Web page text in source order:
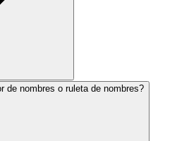
de nombres o ruleta de nombres?